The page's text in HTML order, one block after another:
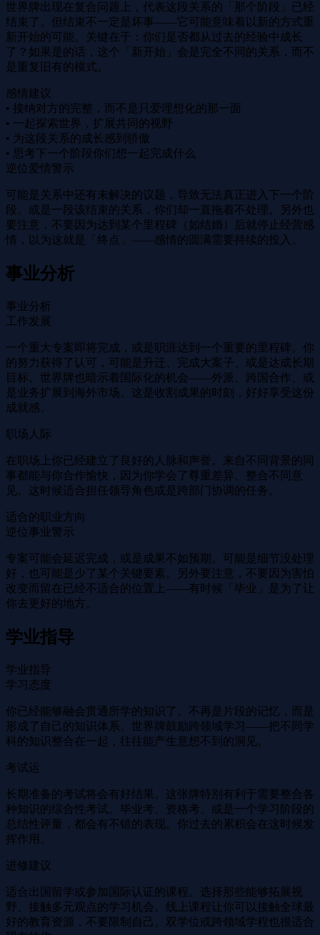
世界牌出现在复合问题上，代表这段关系的「那个阶段」已经
结束了。但结束不一定是坏事——它可能意味着以新的方式重
新开始的可能。关键在于：你们是否都从过去的经验中成长
了？如果是的话，这个「新开始」会是完全不同的关系，而不
是重复旧有的模式。
感情建议
• 接纳对方的完整，而不是只爱理想化的那一面
• 一起探索世界，扩展共同的视野
• 为这段关系的成长感到骄傲
• 思考下一个阶段你们想一起完成什么
逆位爱情警示
可能是关系中还有未解决的议题，导致无法真正进入下一个阶
段。或是一段该结束的关系，你们却一直拖着不处理。另外也
要注意，不要因为达到某个里程碑（如结婚）后就停止经营感
情，以为这就是「终点」——感情的圆满需要持续的投入。
事业分析
事业分析
工作发展
一个重大专案即将完成，或是职涯达到一个重要的里程碑。你
的努力获得了认可，可能是升迁、完成大案子、或是达成长期
目标。世界牌也暗示着国际化的机会——外派、跨国合作、或
是业务扩展到海外市场。这是收割成果的时刻，好好享受这份
成就感。
职场人际
在职场上你已经建立了良好的人脉和声誉。来自不同背景的同
事都能与你合作愉快，因为你学会了尊重差异、整合不同意
见。这时候适合担任领导角色或是跨部门协调的任务。
适合的职业方向
逆位事业警示
专案可能会延迟完成，或是成果不如预期。可能是细节没处理
好，也可能是少了某个关键要素。另外要注意，不要因为害怕
改变而留在已经不适合的位置上——有时候「毕业」是为了让
你去更好的地方。
学业指导
学业指导
学习态度
你已经能够融会贯通所学的知识了。不再是片段的记忆，而是
形成了自己的知识体系。世界牌鼓励跨领域学习——把不同学
科的知识整合在一起，往往能产生意想不到的洞见。
考试运
长期准备的考试将会有好结果。这张牌特别有利于需要整合各
种知识的综合性考试。毕业考、资格考、或是一个学习阶段的
总结性评量，都会有不错的表现。你过去的累积会在这时候发
挥作用。
进修建议
适合出国留学或参加国际认证的课程。选择那些能够拓展视
野、接触多元观点的学习机会。线上课程让你可以接触全球最
好的教育资源，不要限制自己。双学位或跨领域学程也很适合